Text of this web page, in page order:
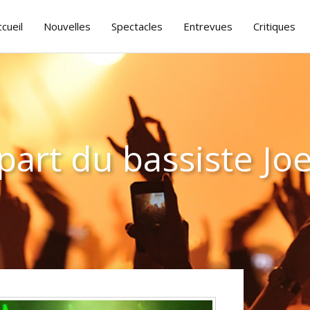
Nouvelles Spectacles Entrevues Critiques
du bassiste